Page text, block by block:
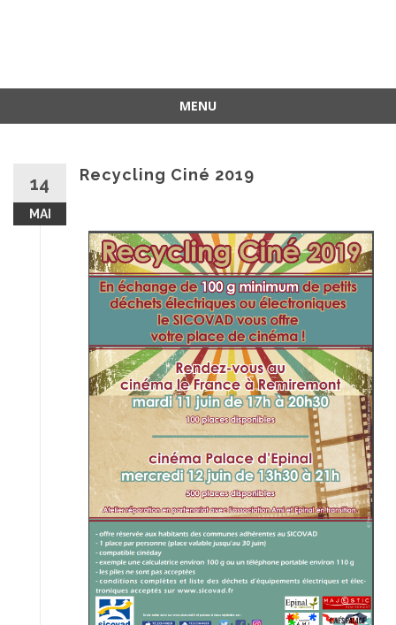
MENU
14
MAI
Recycling Ciné 2019